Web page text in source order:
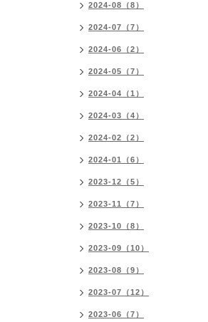
2024-08（8）
2024-07（7）
2024-06（2）
2024-05（7）
2024-04（1）
2024-03（4）
2024-02（2）
2024-01（6）
2023-12（5）
2023-11（7）
2023-10（8）
2023-09（10）
2023-08（9）
2023-07（12）
2023-06（7）